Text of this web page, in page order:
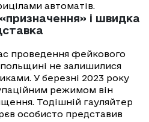
автоматів.
і швидка
проведення фейкового
не залишилися
У березні 2023 року
режимом він
Тодішній гауляйтер
особисто представив